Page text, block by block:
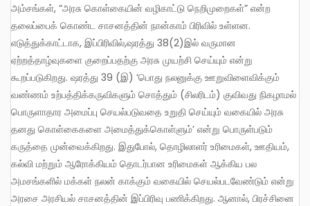
அம்சங்கள், “அரசு கொள்கையின் வழிகாட்டு நெறிமுறைகள்” என்ற
தலைப்பைக் கொண்ட சாசனத்தின் நான்காம் பிரிவில் உள்ளன.
எடுத்துக்காட்டாக, இப்பிரிவில்,ஷரத்து 38(2)இல் வருமான
ஏற்றத்தாழ்வுகளை குறைப்பதற்கு அரசு முயற்சி செய்யும் என்று
கூறப்படுகிறது. ஷரத்து 39 (இ) ‘பொது நலனுக்கு ஊறுவிளைவிக்கும்
வண்ணம் உற்பத்திக்கருவிகளும் சொத்தும் (சிலரிடம்) குவிவது நிகழாமல்
பொருளாதார அமைப்பு செயல்படுவதை உறுதி செய்யும் வகையில் அரசு
தனது கொள்கைகளை அமைத்துக்கொள்ளும்’ என்று பொருள்படும்
கருத்தை முன்வைக்கிறது. இதுபோல், தொழிலாளர் உரிமைகள், ஊதியம்,
கல்வி மற்றும் ஆரோக்கியம் தொடர்பான உரிமைகள் ஆக்கிய பல
அமசங்களில் மக்கள் நலன் காக்கும் வகையில் செயல்படவேண்டும் என்று
அரசை அரசியல் சாசனத்தின் இப்பிரிவு பணிக்கிறது. ஆனால், பிரச்சினை